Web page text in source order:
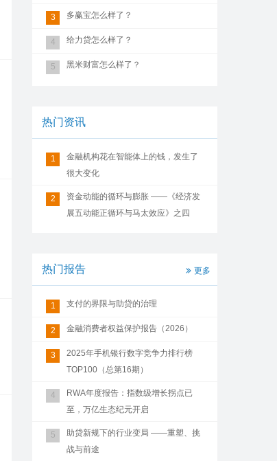
3 多赢宝怎么样了？
4 给力贷怎么样了？
5 黑米财富怎么样了？
热门资讯
1
金融机构花在智能体上的钱，发生了
很大变化
2
资金动能的循环与膨胀 ——《经济发
展五动能正循环与马太效应》之四
热门报告 更多
1 支付的界限与助贷的治理
2 金融消费者权益保护报告（2026）
3
2025年手机银行数字竞争力排行榜
TOP100（总第16期）
4
RWA年度报告：指数级增长拐点已
至，万亿生态纪元开启
5
助贷新规下的行业变局 ——重塑、挑
战与前途